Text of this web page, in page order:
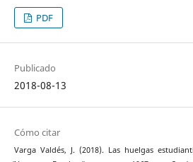
PDF
Publicado
2018-08-13
Cómo citar
Varga Valdés, J. (2018). Las huelgas